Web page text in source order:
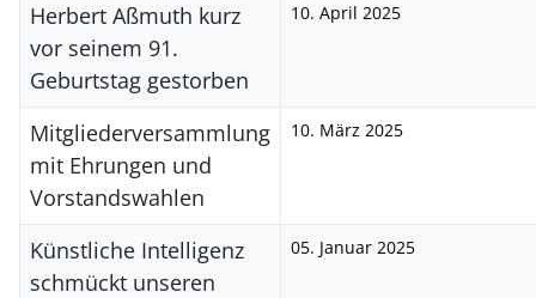
Herbert Aßmuth kurz
vor seinem 91.
Geburtstag gestorben
10. April 2025
Mitgliederversammlung
mit Ehrungen und
Vorstandswahlen
10. März 2025
Künstliche Intelligenz
schmückt unseren
05. Januar 2025